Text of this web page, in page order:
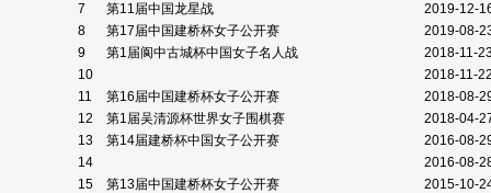
7
第11届中国龙星战
2019-12-
8
第17届中国建桥杯女子公开赛
2019-08-
9
第1届阆中古城杯中国女子名人战
2018-11-
10
2018-11-
11
第16届中国建桥杯女子公开赛
2018-08-
12
第1届吴清源杯世界女子围棋赛
2018-04-
13
第14届建桥杯中国女子公开赛
2016-08-
14
2016-08-
15
第13届中国建桥杯女子公开赛
2015-10-